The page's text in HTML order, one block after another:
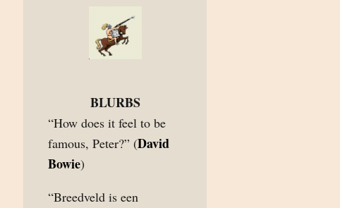
BLURBS
“How does it feel to be
famous, Peter?” (David
Bowie)
“Breedveld is een